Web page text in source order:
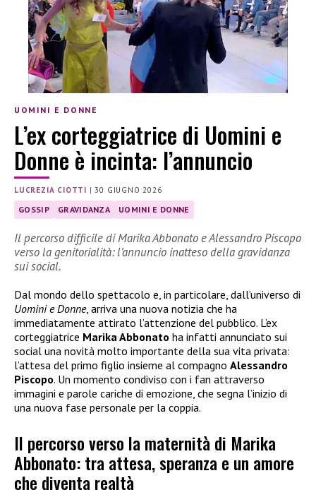
UOMINI E DONNE
L’ex corteggiatrice di Uomini e
Donne è incinta: l’annuncio
LUCREZIA CIOTTI |30 GIUGNO 2026
GOSSIP GRAVIDANZA UOMINI E DONNE
Il percorso difficile di Marika Abbonato e Alessandro Piscopo
verso la genitorialità: l’annuncio inatteso della gravidanza
sui social.
Dal mondo dello spettacolo e, in particolare, dall’universo di
Uomini e Donne, arriva una nuova notizia che ha
immediatamente attirato l’attenzione del pubblico. L’ex
corteggiatrice Marika Abbonato ha infatti annunciato sui
social una novità molto importante della sua vita privata:
l’attesa del primo figlio insieme al compagno Alessandro
Piscopo. Un momento condiviso con i fan attraverso
immagini e parole cariche di emozione, che segna l’inizio di
una nuova fase personale per la coppia.
Il percorso verso la maternità di Marika
Abbonato: tra attesa, speranza e un amore
che diventa realtà